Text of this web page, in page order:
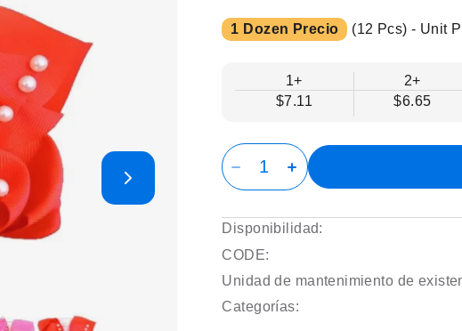
1 Dozen Precio (12 Pcs) - Unit
1+
$7.11
2+
$6.65
Disponibilidad:
CODE:
Unidad de mantenimiento de
Categorías: